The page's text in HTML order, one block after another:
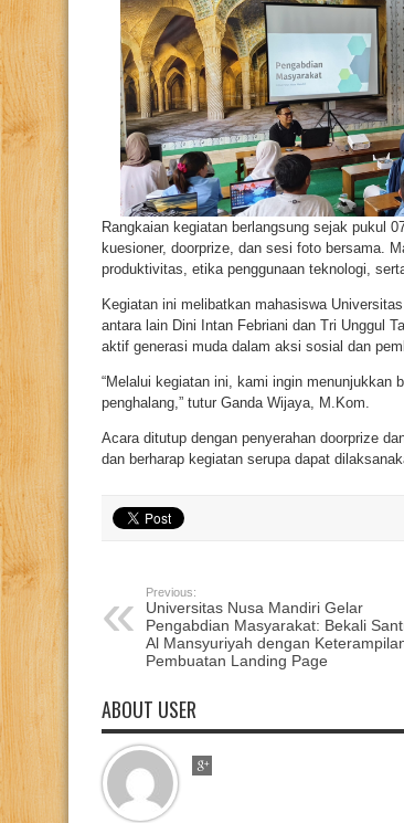
Rangkaian kegiatan berlangsung sejak pukul
kuesioner, doorprize, dan sesi foto bersama.
produktivitas, etika penggunaan teknologi,
Kegiatan ini melibatkan mahasiswa
antara lain Dini Intan Febriani dan Tri Unggul
aktif generasi muda dalam aksi sosial dan
“Melalui kegiatan ini, kami ingin menunjukkan
penghalang,” tutur Ganda Wijaya, M.Kom.
Acara ditutup dengan penyerahan doorprize
dan berharap kegiatan serupa dapat
Previous:
Universitas Nusa Mandiri Gelar
Pengabdian Masyarakat: Bekali
Al Mansyuriyah dengan
Pembuatan Landing Page
ABOUT USER